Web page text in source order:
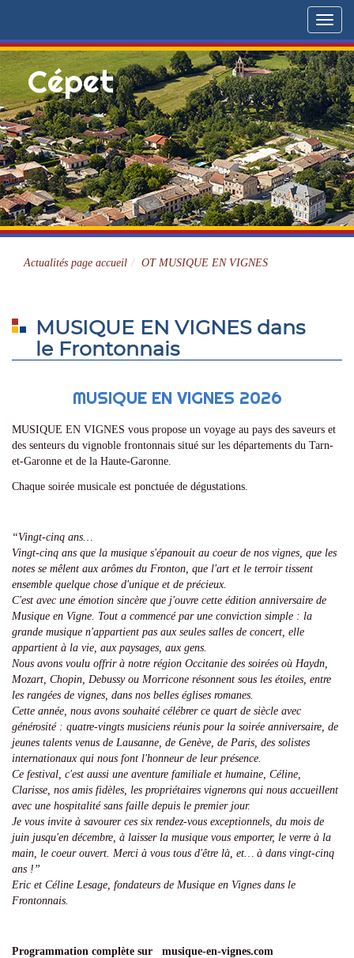
Menu
Cépet
Site officiel
Actualités page accueil OT MUSIQUE EN VIGNES
MUSIQUE EN VIGNES dans
le Frontonnais
MUSIQUE EN VIGNES 2026
MUSIQUE EN VIGNES vous propose un voyage au pays des saveurs et
des senteurs du vignoble frontonnais situé sur les départements du Tarn-
et-Garonne et de la Haute-Garonne.
Chaque soirée musicale est ponctuée de dégustations.
“Vingt-cinq ans…
Vingt-cinq ans que la musique s'épanouit au coeur de nos vignes, que les
notes se mêlent aux arômes du Fronton, que l'art et le terroir tissent
ensemble quelque chose d'unique et de précieux.
C'est avec une émotion sincère que j'ouvre cette édition anniversaire de
Musique en Vigne. Tout a commencé par une conviction simple : la
grande musique n'appartient pas aux seules salles de concert, elle
appartient à la vie, aux paysages, aux gens.
Nous avons voulu offrir à notre région Occitanie des soirées où Haydn,
Mozart, Chopin, Debussy ou Morricone résonnent sous les étoiles, entre
les rangées de vignes, dans nos belles églises romanes.
Cette année, nous avons souhaité célébrer ce quart de siècle avec
générosité : quatre-vingts musiciens réunis pour la soirée anniversaire, de
jeunes talents venus de Lausanne, de Genève, de Paris, des solistes
internationaux qui nous font l'honneur de leur présence.
Ce festival, c'est aussi une aventure familiale et humaine, Céline,
Clarisse, nos amis fidèles, les propriétaires vignerons qui nous accueillent
avec une hospitalité sans faille depuis le premier jour.
Je vous invite à savourer ces six rendez-vous exceptionnels, du mois de
juin jusqu'en décembre, à laisser la musique vous emporter, le verre à la
main, le coeur ouvert. Merci à vous tous d'être là, et… à dans vingt-cinq
ans !”
Eric et Céline Lesage, fondateurs de Musique en Vignes dans le
Frontonnais.
Programmation complète sur musique-en-vignes.com